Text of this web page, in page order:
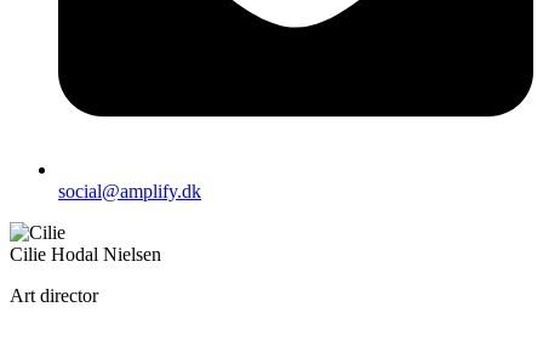
social@amplify.dk
Cilie Hodal Nielsen
Art director